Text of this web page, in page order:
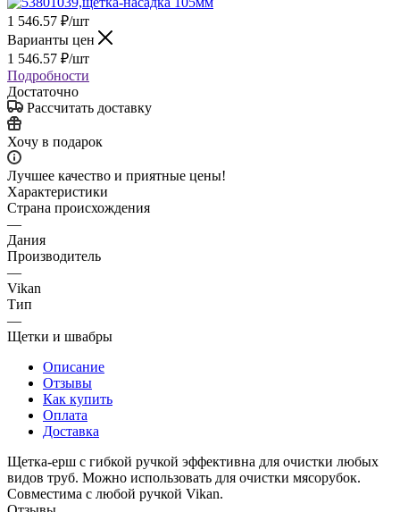
1 546.57 ₽/шт
Варианты цен
1 546.57 ₽/шт
Подробности
Достаточно
Рассчитать доставку
Хочу в подарок
Лучшее качество и приятные цены!
Характеристики
Страна происхождения
—
Дания
Производитель
—
Vikan
Тип
—
Щетки и швабры
Описание
Отзывы
Как купить
Оплата
Доставка
Щетка-ерш с гибкой ручкой эффективна для очистки любых
видов труб. Можно использовать для очистки мясорубок.
Совместима с любой ручкой Vikan.